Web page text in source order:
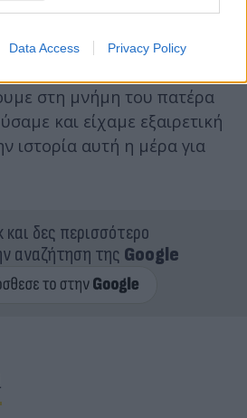
Data Access Privacy Policy
στη μνήμη του πατέρα
και είχαμε εξαιρετική
ιστορία αυτή η μέρα για
και δες περισσότερο
αναζήτηση της Google